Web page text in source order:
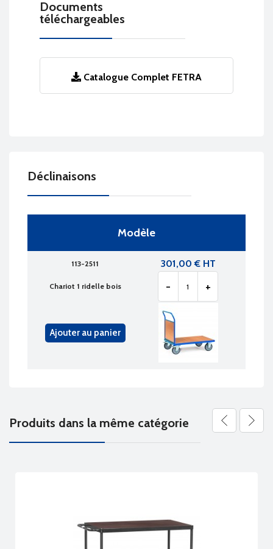
Documents
téléchargeables
Catalogue Complet FETRA
Déclinaisons
Modèle
113-2511
Chariot 1 ridelle bois
301,00 € HT
- +
Ajouter au panier
Produits dans la même catégorie